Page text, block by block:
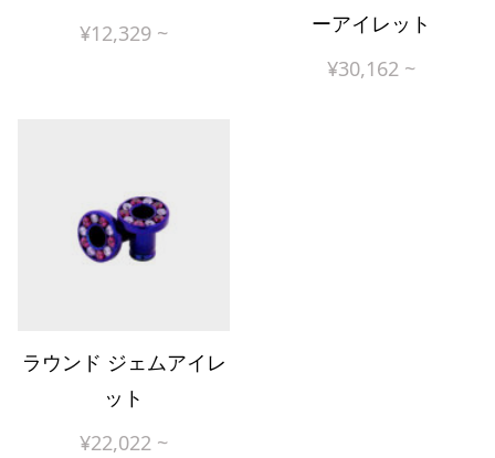
¥12,329 ~
ーアイレット
¥30,162 ~
ラウンド ジェムアイレ
ット
¥22,022 ~